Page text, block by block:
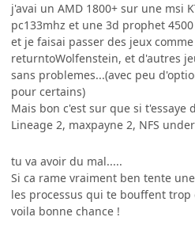
j'avai un AMD 1800+ sur une msi
pc133mhz et une 3d prophet 4500
et je faisai passer des jeux
returntoWolfenstein, et d'autres
sans problemes...(avec peu
pour certains)
Mais bon c'est sur que si t'essaye
Lineage 2, maxpayne 2, NFS
tu va avoir du mal.....
Si ca rame vraiment ben tente
les processus qui te bouffent trop
voila bonne chance !